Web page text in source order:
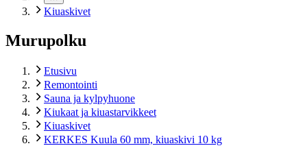
Kiuaskivet
Murupolku
Etusivu
Remontointi
Sauna ja kylpyhuone
Kiukaat ja kiuastarvikkeet
Kiuaskivet
KERKES Kuula 60 mm, kiuaskivi 10 kg